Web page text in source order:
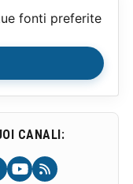
fonti preferite
CANALI: